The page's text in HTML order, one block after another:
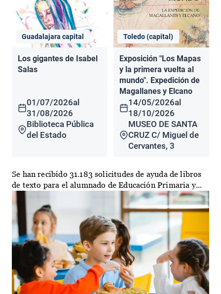
Guadalajara capital
Los gigantes de Isabel
Salas
01/07/2026al
31/08/2026
Biblioteca Pública
del Estado
Toledo (capital)
Exposición "Los Mapas
y la primera vuelta al
mundo". Expedición de
Magallanes y Elcano
14/05/2026al
18/10/2026
MUSEO DE SANTA
CRUZ C/ Miguel de
Cervantes, 3
Se han recibido 31.183 solicitudes de ayuda de libros
de texto para el alumnado de Educación Primaria y...